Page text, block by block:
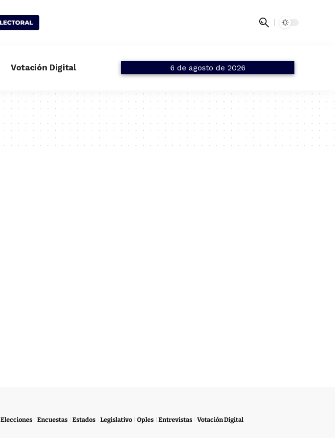
Votación Digital 6 de agosto de 2026
Elecciones Encuestas Estados Legislativo Oples Entrevistas Votación Digital